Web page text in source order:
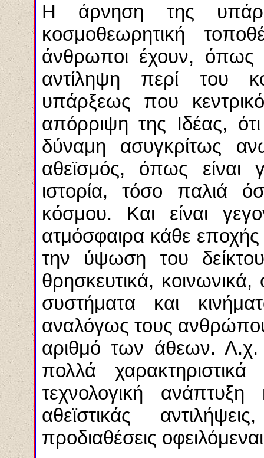
Η άρνηση της
κοσμοθεωρητική
άνθρωποι έχουν, όπως
αντίληψη περί του
υπάρξεως που
απόρριψη της Ιδέας,
δύναμη ασυγκρίτως
αθεϊσμός, όπως είναι
ιστορία, τόσο παλιά
κόσμου. Και είναι
ατμόσφαιρα κάθε
την ύψωση του
θρησκευτικά, κοινωνικά,
συστήματα και
αναλόγως τους
αριθμό των άθεων.
πολλά
τεχνολογική
αθεϊστικάς
προδιαθέσεις